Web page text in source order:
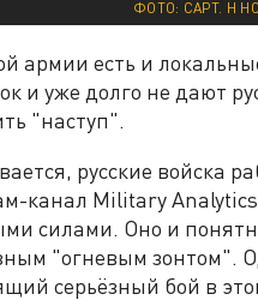
ФОТО: CAPT. H
армии есть и
и уже долго не дают
"наступ".
русские войска
канал Military
силами. Оно и
"огневым зонтом".
серьёзный бой в